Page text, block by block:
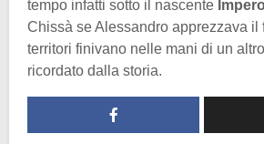
tempo infatti sotto il nascente Impero
Chissà se Alessandro apprezzava il
territori finivano nelle mani di un
ricordato dalla storia.